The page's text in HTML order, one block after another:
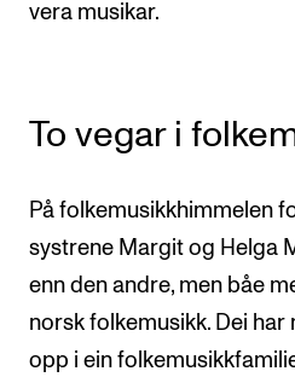
vera musikar.
To vegar i
På folkemusikkhimmelen
systrene Margit og Helga
enn den andre, men båe
norsk folkemusikk. Dei har
opp i ein